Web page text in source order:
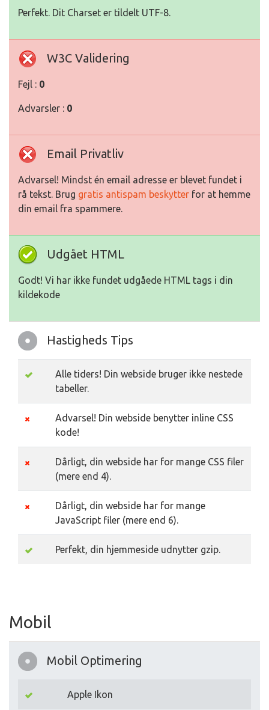
Perfekt. Dit Charset er tildelt UTF-8.
W3C Validering
Fejl : 0
Advarsler : 0
Email Privatliv
Advarsel! Mindst én email adresse er blevet fundet i
rå tekst. Brug gratis antispam beskytter for at hemme
din email fra spammere.
Udgået HTML
Godt! Vi har ikke fundet udgåede HTML tags i din
kildekode
Hastigheds Tips
Alle tiders! Din webside bruger ikke nestede
tabeller.
Advarsel! Din webside benytter inline CSS
kode!
Dårligt, din webside har for mange CSS filer
(mere end 4).
Dårligt, din webside har for mange
JavaScript filer (mere end 6).
Perfekt, din hjemmeside udnytter gzip.
Mobil
Mobil Optimering
Apple Ikon